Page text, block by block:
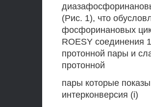
(Рис. 1), что
фосфоринановых
ROESY соединения
протонной пары и
протонной
пары которые
интерконверсия (i)